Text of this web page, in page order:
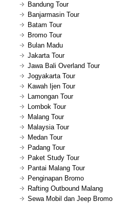
Bandung Tour
Banjarmasin Tour
Batam Tour
Bromo Tour
Bulan Madu
Jakarta Tour
Jawa Bali Overland Tour
Jogyakarta Tour
Kawah Ijen Tour
Lamongan Tour
Lombok Tour
Malang Tour
Malaysia Tour
Medan Tour
Padang Tour
Paket Study Tour
Pantai Malang Tour
Penginapan Bromo
Rafting Outbound Malang
Sewa Mobil dan Jeep Bromo